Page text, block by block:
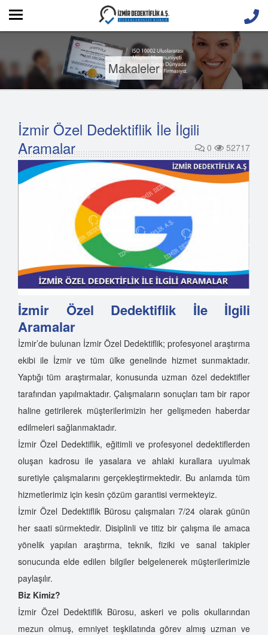
Makaleler
İzmir Özel Dedektiflik İle İlgili
Aramalar
0 52717
İzmir Özel Dedektiflik İle İlgili
Aramalar
İzmir’de bulunan İzmir Özel Dedektiflik; profesyonel araştırma
ekibi ile İzmir ve tüm ülke genelinde hizmet sunmaktadır.
Yaptığı tüm araştırmalar, konusunda uzman özel dedektifler
tarafından yapılmaktadır. Çalışmaların sonuçları tam bir rapor
haline getirilerek müşterilerimizin her gelişmeden haberdar
edilmeleri sağlanmaktadır.
İzmir Özel Dedektiflik, eğitimli ve profesyonel dedektiflerden
oluşan kadrosu ile yasalara ve ahlaki kurallara uyulmak
suretiyle çalışmalarını gerçekleştirmektedir. Bu anlamda tüm
hizmetlerimiz için kesin çözüm garantisi vermekteyiz.
İzmir Özel Dedektiflik Bürosu çalışmaları 7/24 olarak günün
her saati sürmektedir. Disiplinli ve titiz bir çalışma ile amaca
yönelik yapılan araştırma, teknik, fiziki ve sanal takipler
sonucunda elde edilen bilgiler belgelenerek müşterilerimizle
paylaşılır.
Biz Kimiz?
İzmir Özel Dedektiflik Bürosu, askeri ve polis okullarından
mezun olmuş, emniyet teşkilatında görev almış uzman ve